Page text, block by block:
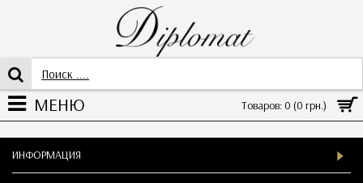
Товаров: 0 (0 грн.)
МЕНЮ
ИНФОРМАЦИЯ